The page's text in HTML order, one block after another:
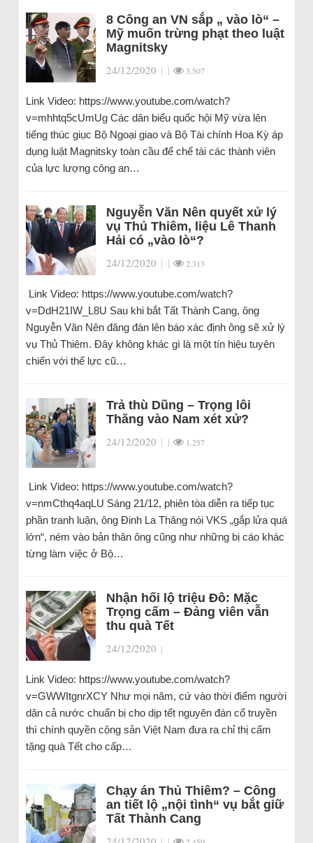
8 Công an VN sắp „ vào lò“ –
Mỹ muốn trừng phạt theo luật
Magnitsky
24/12/2020 | | 3.507
Link Video: https://www.youtube.com/watch?
v=mhhtq5cUmUg Các dân biểu quốc hội Mỹ vừa lên
tiếng thúc giục Bộ Ngoại giao và Bộ Tài chính Hoa Kỳ áp
dụng luật Magnitsky toàn cầu để chế tài các thành viên
của lực lượng công an…
Nguyễn Văn Nên quyết xử lý
vụ Thủ Thiêm, liệu Lê Thanh
Hải có „vào lò“?
24/12/2020 | | 2.313
Link Video: https://www.youtube.com/watch?
v=DdH21IW_L8U Sau khi bắt Tất Thành Cang, ông
Nguyễn Văn Nên đăng đàn lên báo xác định ông sẽ xử lý
vụ Thủ Thiêm. Đây không khác gì là một tín hiệu tuyên
chiến với thế lực cũ…
Trả thù Dũng – Trọng lôi
Thăng vào Nam xét xử?
24/12/2020 | | 1.257
Link Video: https://www.youtube.com/watch?
v=nmCthq4aqLU Sáng 21/12, phiên tòa diễn ra tiếp tục
phần tranh luận, ông Đinh La Thăng nói VKS „gắp lửa quá
lớn“, ném vào bản thân ông cũng như những bị cáo khác
từng làm việc ở Bộ…
Nhận hối lộ triệu Đô: Mặc
Trọng cấm – Đảng viên vẫn
thu quà Tết
24/12/2020 |
Link Video: https://www.youtube.com/watch?
v=GWWItgnrXCY Như mọi năm, cứ vào thời điểm người
dân cả nước chuẩn bị cho dịp tết nguyên đán cổ truyền
thì chính quyền cộng sản Việt Nam đưa ra chỉ thị cấm
tặng quà Tết cho cấp…
Chạy án Thủ Thiêm? – Công
an tiết lộ „nội tình“ vụ bắt giữ
Tất Thành Cang